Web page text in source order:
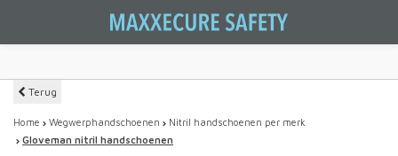
Terug
Home Wegwerphandschoenen
Nitril handschoenen per merk
Gloveman nitril handschoenen